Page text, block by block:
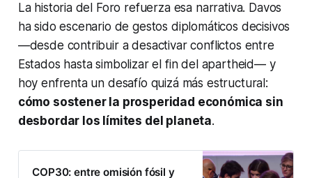
La historia del Foro refuerza esa narrativa. Davos
ha sido escenario de gestos diplomáticos decisivos
—desde contribuir a desactivar conflictos entre
Estados hasta simbolizar el fin del apartheid— y
hoy enfrenta un desafío quizá más estructural:
cómo sostener la prosperidad económica sin
desbordar los límites del planeta.
COP30: entre omisión fósil y